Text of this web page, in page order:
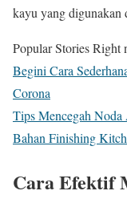
kayu yang digunakan
Popular Stories Right
Begini Cara
Corona
Tips Mencegah
Bahan Finishing
Cara Efektif